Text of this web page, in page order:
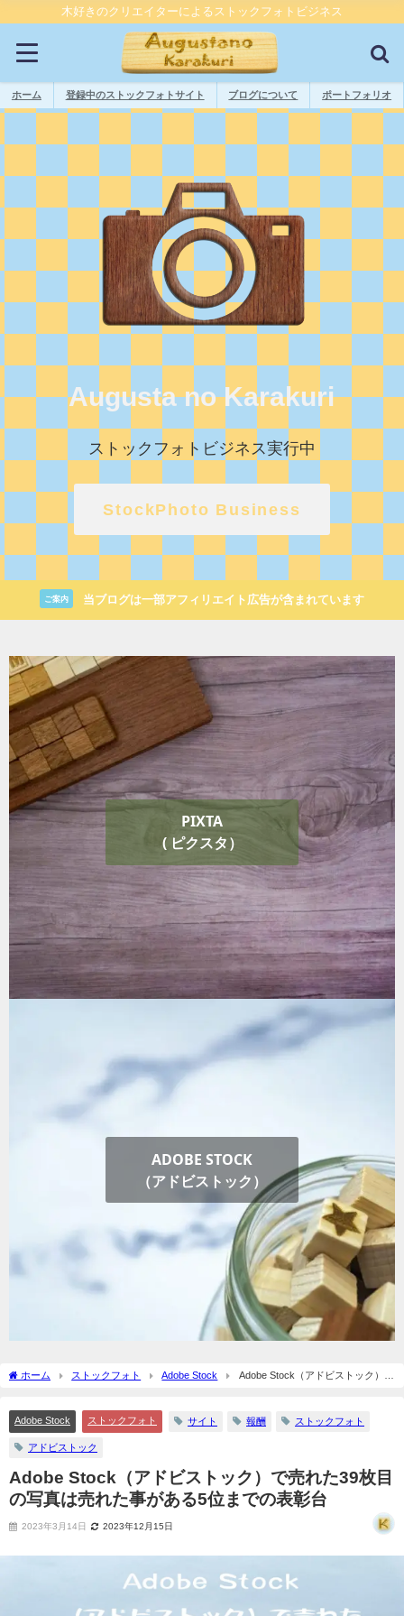
木好きのクリエイターによるストックフォトビジネス
ホーム 登録中のストックフォトサイト ブログについて ポートフォリオ
Augusta no Karakuri
ストックフォトビジネス実行中
StockPhoto Business
ご案内 当ブログは一部アフィリエイト広告が含まれています
PIXTA
( ピクスタ）
ADOBE STOCK
（アドビストック）
ホーム ストックフォト Adobe Stock
Adobe Stock（アドビストック）で
Adobe Stock ストックフォト サイト 報酬 ストックフォト
アドビストック
Adobe Stock（アドビストック）で売れた39枚目
の写真は売れた事がある5位までの表彰台
2023年3月14日 2023年12月15日